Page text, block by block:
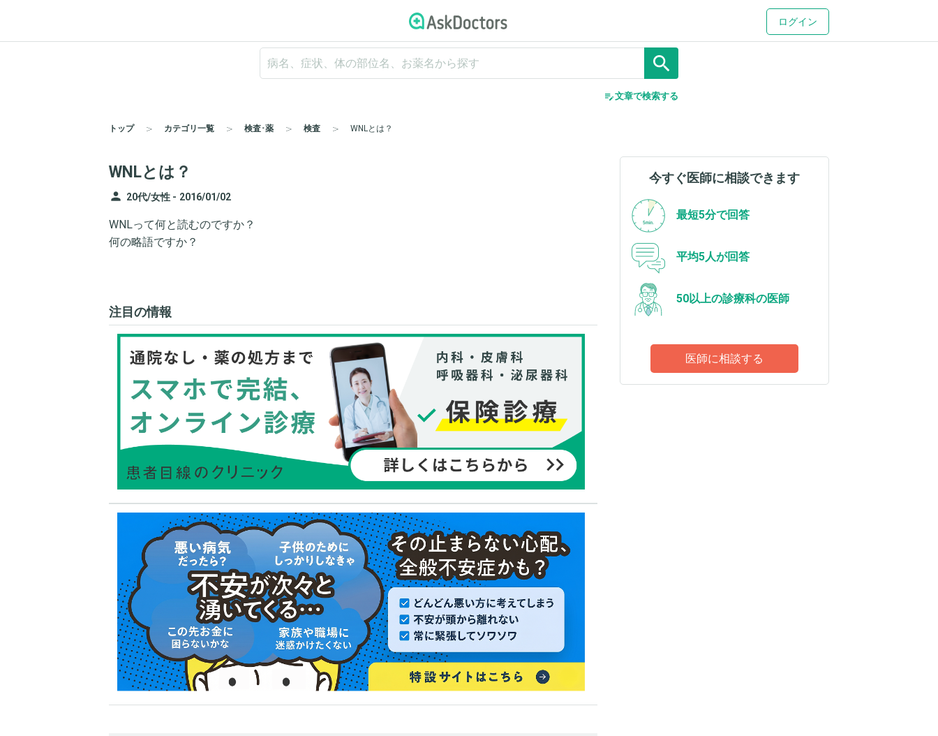
ログイン
search
edit_note文章で検索する
トップ カテゴリ一覧 検査･薬 検査 WNLとは？
WNLとは？
person 20代/女性 - 2016/01/02
WNLって何と読むのですか？
何の略語ですか？
注目の情報
今すぐ医師に相談できます
最短5分で回答
平均5人が回答
50以上の診療科の医師
医師に相談する